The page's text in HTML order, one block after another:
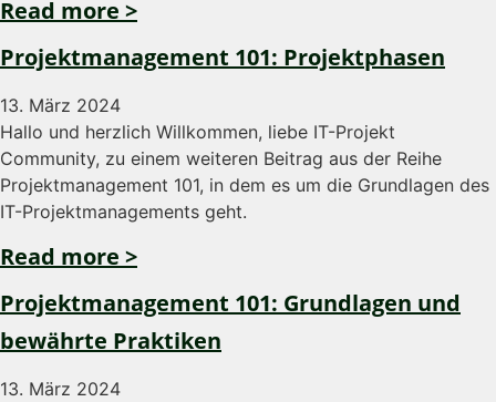
Read more >
Projektmanagement 101: Projektphasen
13. März 2024
Hallo und herzlich Willkommen, liebe IT-Projekt
Community, zu einem weiteren Beitrag aus der Reihe
Projektmanagement 101, in dem es um die Grundlagen des
IT-Projektmanagements geht.
Read more >
Projektmanagement 101: Grundlagen und
bewährte Praktiken
13. März 2024